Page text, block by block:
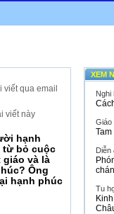
viết qua email
viết này
hạnh
từ bỏ cuộc
giáo và là
Ông
hạnh phúc
XEM
Nghi
Giáo
Diễn
Tu